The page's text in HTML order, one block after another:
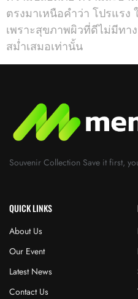
ตรงมาเหนือคำว่า โปรแรง
เพราะสุขภาพผิวที่ดีไม่มีท
สม่ำเสมอเท่านั้น
Souvenir Collection Save it first,
QUICK LINKS
About Us
Our Event
Latest News
Contact Us